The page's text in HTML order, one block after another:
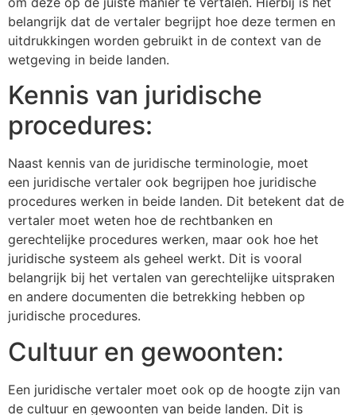
belangrijk dat de vertaler begrijpt hoe deze termen en
uitdrukkingen worden gebruikt in de context van de
wetgeving in beide landen.
Kennis van juridische
procedures:
Naast kennis van de juridische terminologie, moet
een juridische vertaler ook begrijpen hoe juridische
procedures werken in beide landen. Dit betekent dat de
vertaler moet weten hoe de rechtbanken en
gerechtelijke procedures werken, maar ook hoe het
juridische systeem als geheel werkt. Dit is vooral
belangrijk bij het vertalen van gerechtelijke uitspraken
en andere documenten die betrekking hebben op
juridische procedures.
Cultuur en gewoonten:
Een juridische vertaler moet ook op de hoogte zijn van
de cultuur en gewoonten van beide landen. Dit is